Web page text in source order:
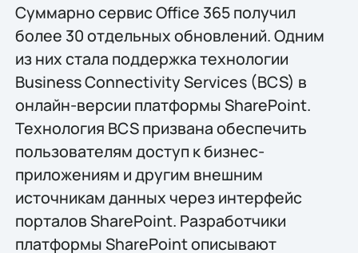
Суммарно сервис Office 365 получил
более 30 отдельных обновлений. Одним
из них стала поддержка технологии
Business Connectivity Services (BCS) в
онлайн-версии платформы SharePoint.
Технология BCS призвана обеспечить
пользователям доступ к бизнес-
приложениям и другим внешним
источникам данных через интерфейс
порталов SharePoint. Разработчики
платформы SharePoint описывают